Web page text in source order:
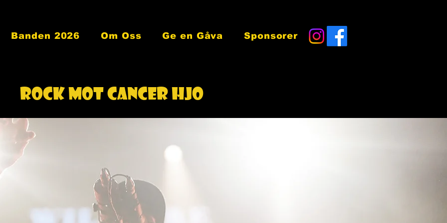
Banden 2026 Om Oss Ge en Gåva Sponsorer
ROCK MOT CANCER HJO